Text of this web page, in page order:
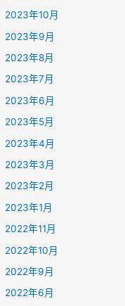
2023年10月
2023年9月
2023年8月
2023年7月
2023年6月
2023年5月
2023年4月
2023年3月
2023年2月
2023年1月
2022年11月
2022年10月
2022年9月
2022年6月